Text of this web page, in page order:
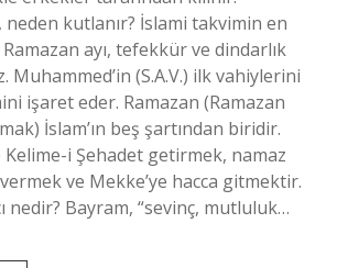
neden kutlanır? İslami takvimin en
ayı, tefekkür ve dindarlık
Muhammed’in (S.A.V.) ilk vahiylerini
işaret eder. Ramazan (Ramazan
İslam’ın beş şartından biridir.
i Şehadet getirmek, namaz
ve Mekke’ye hacca gitmektir.
nedir? Bayram, “sevinç, mutluluk…